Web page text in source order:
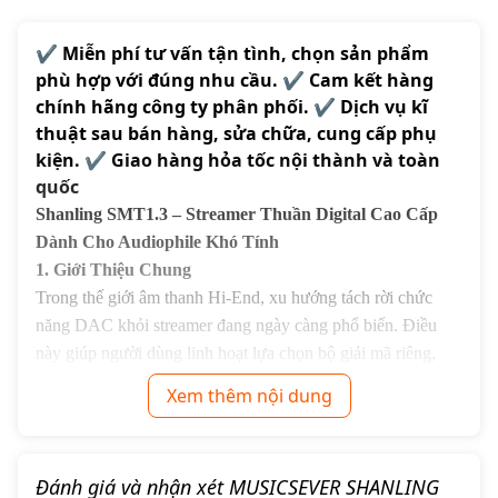
✔️ Miễn phí tư vấn tận tình, chọn sản phẩm
phù hợp với đúng nhu cầu. ✔️ Cam kết hàng
chính hãng công ty phân phối. ✔️ Dịch vụ kĩ
thuật sau bán hàng, sửa chữa, cung cấp phụ
kiện. ✔️ Giao hàng hỏa tốc nội thành và toàn
quốc
Shanling SMT1.3 – Streamer Thuần Digital Cao Cấp
Dành Cho Audiophile Khó Tính
1. Giới Thiệu Chung
Trong thế giới âm thanh Hi-End, xu hướng tách rời chức
năng DAC khỏi streamer đang ngày càng phổ biến. Điều
này giúp người dùng linh hoạt lựa chọn bộ giải mã riêng,
đồng thời tối ưu hóa chất lượng truyền tải tín hiệu số.
Shanling SMT1.3là một trong những đầu phát
SMT1.3 không tích hợp mạch DAC hay ampli tai nghe –
Xem thêm nội dung
Đánh giá và nhận xét MUSICSEVER SHANLING